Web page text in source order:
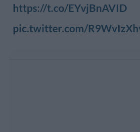
https://t.co/EYvjBnAVID
pic.twitter.com/